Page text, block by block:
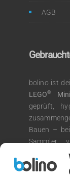
AGB
bolino ist
LEGO®
geprüft,
Bauen –
Sammler
Auswahl
Bauprojekte.